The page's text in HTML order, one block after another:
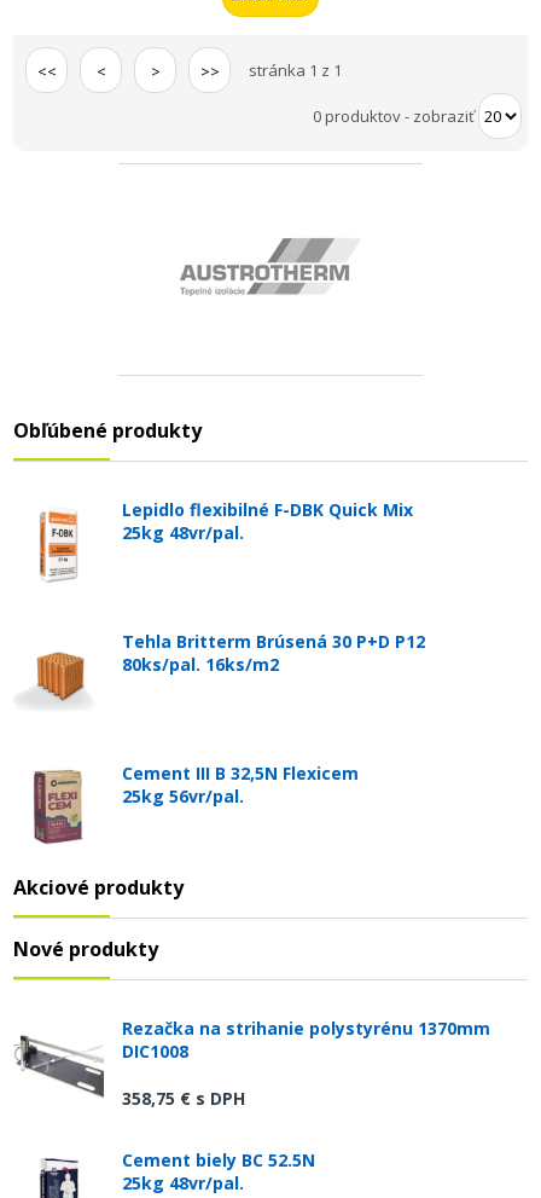
<< < > >> stránka 1 z 1
0 produktov- zobraziť
Obľúbené produkty
Lepidlo flexibilné F-DBK Quick Mix
25kg 48vr/pal.
Tehla Britterm Brúsená 30 P+D P12
80ks/pal. 16ks/m2
Cement III B 32,5N Flexicem
25kg 56vr/pal.
Akciové produkty
Nové produkty
Rezačka na strihanie polystyrénu 1370mm
DIC1008
358,75 € s DPH
Cement biely BC 52.5N
25kg 48vr/pal.